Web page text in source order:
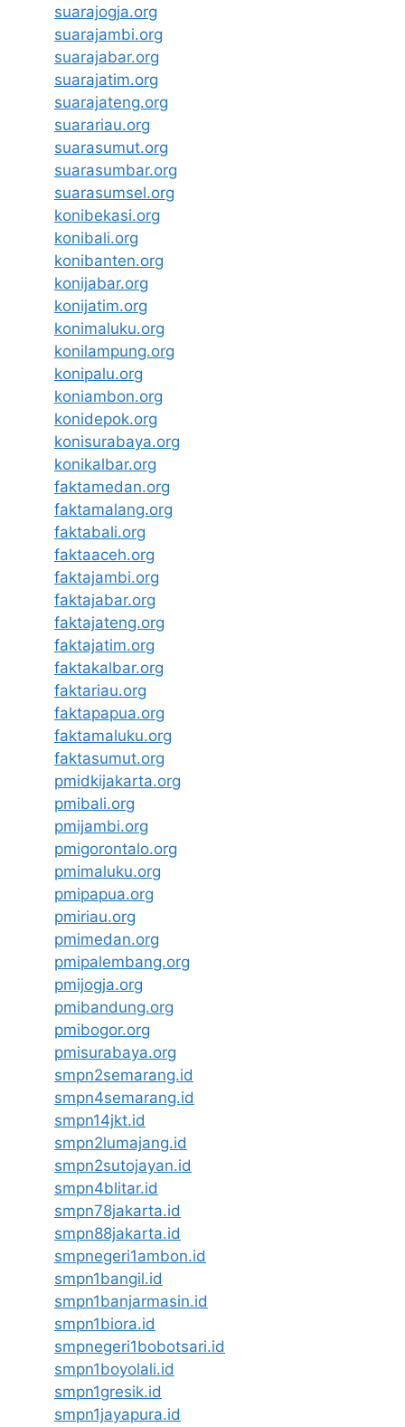
suarajogja.org
suarajambi.org
suarajabar.org
suarajatim.org
suarajateng.org
suarariau.org
suarasumut.org
suarasumbar.org
suarasumsel.org
konibekasi.org
konibali.org
konibanten.org
konijabar.org
konijatim.org
konimaluku.org
konilampung.org
konipalu.org
koniambon.org
konidepok.org
konisurabaya.org
konikalbar.org
faktamedan.org
faktamalang.org
faktabali.org
faktaaceh.org
faktajambi.org
faktajabar.org
faktajateng.org
faktajatim.org
faktakalbar.org
faktariau.org
faktapapua.org
faktamaluku.org
faktasumut.org
pmidkijakarta.org
pmibali.org
pmijambi.org
pmigorontalo.org
pmimaluku.org
pmipapua.org
pmiriau.org
pmimedan.org
pmipalembang.org
pmijogja.org
pmibandung.org
pmibogor.org
pmisurabaya.org
smpn2semarang.id
smpn4semarang.id
smpn14jkt.id
smpn2lumajang.id
smpn2sutojayan.id
smpn4blitar.id
smpn78jakarta.id
smpn88jakarta.id
smpnegeri1ambon.id
smpn1bangil.id
smpn1banjarmasin.id
smpn1biora.id
smpnegeri1bobotsari.id
smpn1boyolali.id
smpn1gresik.id
smpn1jayapura.id